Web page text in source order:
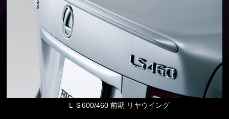
ＬＳ600/460 前期 リヤウイング